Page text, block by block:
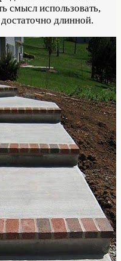
смысл использовать,
длинной.